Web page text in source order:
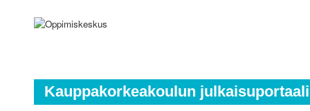
Kauppakorkeakoulun julkaisuportaali